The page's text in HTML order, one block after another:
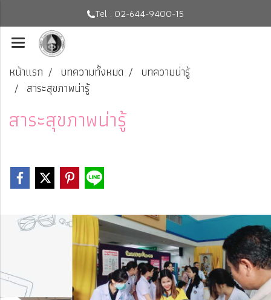
Tel : 02-644-9400-15
หน้าแรก บทความทั้งหมด
บทความน่ารู้
สาระสุขภาพน่ารู้
สาระสุขภาพน่ารู้